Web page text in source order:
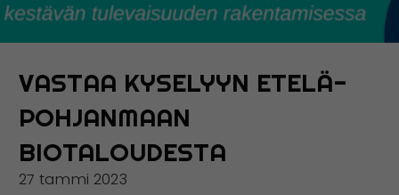
VASTAA KYSELYYN ETELÄ-
POHJANMAAN
BIOTALOUDESTA
27 tammi 2023